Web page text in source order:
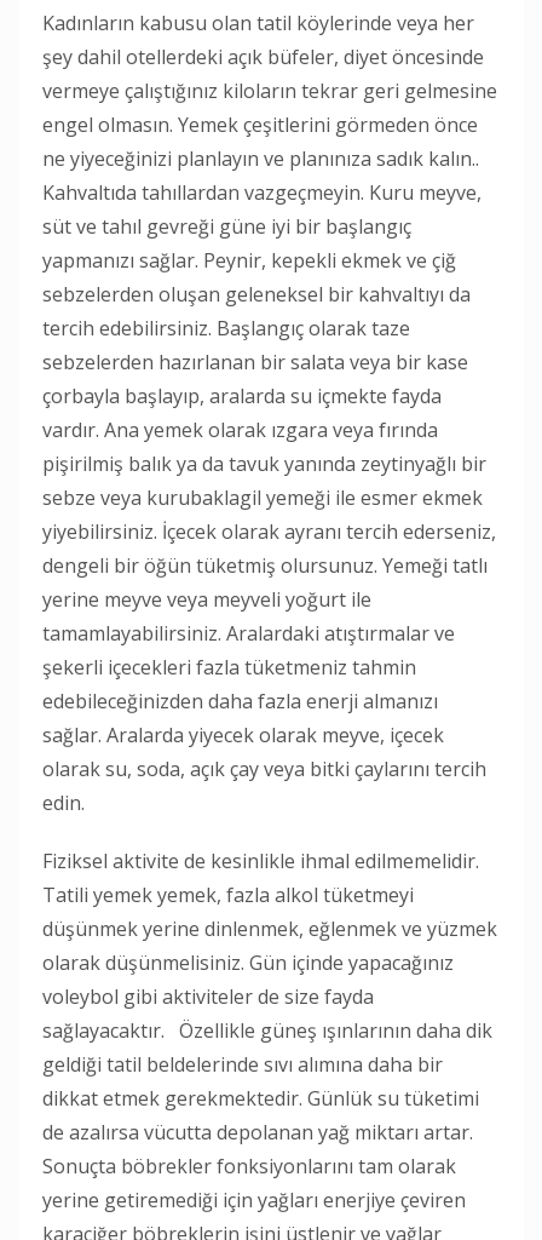
Kadınların kabusu olan tatil köylerinde veya her
şey dahil otellerdeki açık büfeler, diyet öncesinde
vermeye çalıştığınız kiloların tekrar geri gelmesine
engel olmasın. Yemek çeşitlerini görmeden önce
ne yiyeceğinizi planlayın ve planınıza sadık kalın..
Kahvaltıda tahıllardan vazgeçmeyin. Kuru meyve,
süt ve tahıl gevreği güne iyi bir başlangıç
yapmanızı sağlar. Peynir, kepekli ekmek ve çiğ
sebzelerden oluşan geleneksel bir kahvaltıyı da
tercih edebilirsiniz. Başlangıç olarak taze
sebzelerden hazırlanan bir salata veya bir kase
çorbayla başlayıp, aralarda su içmekte fayda
vardır. Ana yemek olarak ızgara veya fırında
pişirilmiş balık ya da tavuk yanında zeytinyağlı bir
sebze veya kurubaklagil yemeği ile esmer ekmek
yiyebilirsiniz. İçecek olarak ayranı tercih ederseniz,
dengeli bir öğün tüketmiş olursunuz. Yemeği tatlı
yerine meyve veya meyveli yoğurt ile
tamamlayabilirsiniz. Aralardaki atıştırmalar ve
şekerli içecekleri fazla tüketmeniz tahmin
edebileceğinizden daha fazla enerji almanızı
sağlar. Aralarda yiyecek olarak meyve, içecek
olarak su, soda, açık çay veya bitki çaylarını tercih
edin.
Fiziksel aktivite de kesinlikle ihmal edilmemelidir.
Tatili yemek yemek, fazla alkol tüketmeyi
düşünmek yerine dinlenmek, eğlenmek ve yüzmek
olarak düşünmelisiniz. Gün içinde yapacağınız
voleybol gibi aktiviteler de size fayda
sağlayacaktır. Özellikle güneş ışınlarının daha dik
geldiği tatil beldelerinde sıvı alımına daha bir
dikkat etmek gerekmektedir. Günlük su tüketimi
de azalırsa vücutta depolanan yağ miktarı artar.
Sonuçta böbrekler fonksiyonlarını tam olarak
yerine getiremediği için yağları enerjiye çeviren
karaciğer böbreklerin işini üstlenir ve yağlar